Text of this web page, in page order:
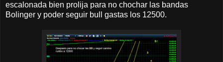
escalonada bien prolija para no chochar las bandas
Bolinger y poder seguir bull gastas los 12500.